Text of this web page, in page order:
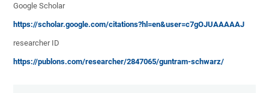
Google Scholar
https://scholar.google.com/citations?hl=en&user=c7gOJUAAAAAJ
researcher ID
https://publons.com/researcher/2847065/guntram-schwarz/